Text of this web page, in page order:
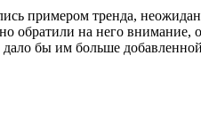
примером тренда,
обратили на него внимание,
дало бы им больше